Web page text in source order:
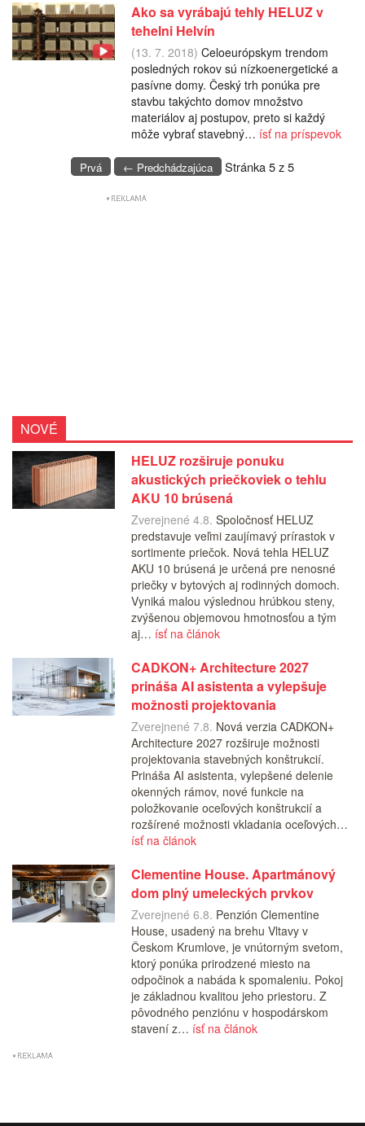
Ako sa vyrábajú tehly HELUZ v
tehelni Helvín
(13. 7. 2018) Celoeurópskym trendom
posledných rokov sú nízkoenergetické a
pasívne domy. Český trh ponúka pre
stavbu takýchto domov množstvo
materiálov aj postupov, preto si každý
môže vybrať stavebný… ísť na príspevok
Prvá ← Predchádzajúca Stránka 5 z 5
NOVÉ
HELUZ rozširuje ponuku
akustických priečkoviek o tehlu
AKU 10 brúsená
Zverejnené 4.8. Spoločnosť HELUZ
predstavuje veľmi zaujímavý prírastok v
sortimente priečok. Nová tehla HELUZ
AKU 10 brúsená je určená pre nenosné
priečky v bytových aj rodinných domoch.
Vyniká malou výslednou hrúbkou steny,
zvýšenou objemovou hmotnosťou a tým
aj… ísť na článok
CADKON+ Architecture 2027
prináša AI asistenta a vylepšuje
možnosti projektovania
Zverejnené 7.8. Nová verzia CADKON+
Architecture 2027 rozširuje možnosti
projektovania stavebných konštrukcií.
Prináša AI asistenta, vylepšené delenie
okenných rámov, nové funkcie na
položkovanie oceľových konštrukcií a
rozšírené možnosti vkladania oceľových…
ísť na článok
Clementine House. Apartmánový
dom plný umeleckých prvkov
Zverejnené 6.8. Penzión Clementine
House, usadený na brehu Vltavy v
Českom Krumlove, je vnútorným svetom,
ktorý ponúka prirodzené miesto na
odpočinok a nabáda k spomaleniu. Pokoj
je základnou kvalitou jeho priestoru. Z
pôvodného penziónu v hospodárskom
stavení z… ísť na článok